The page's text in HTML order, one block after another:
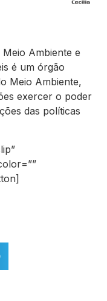
Ambiente e
é um órgão
Meio Ambiente,
exercer o poder
das políticas